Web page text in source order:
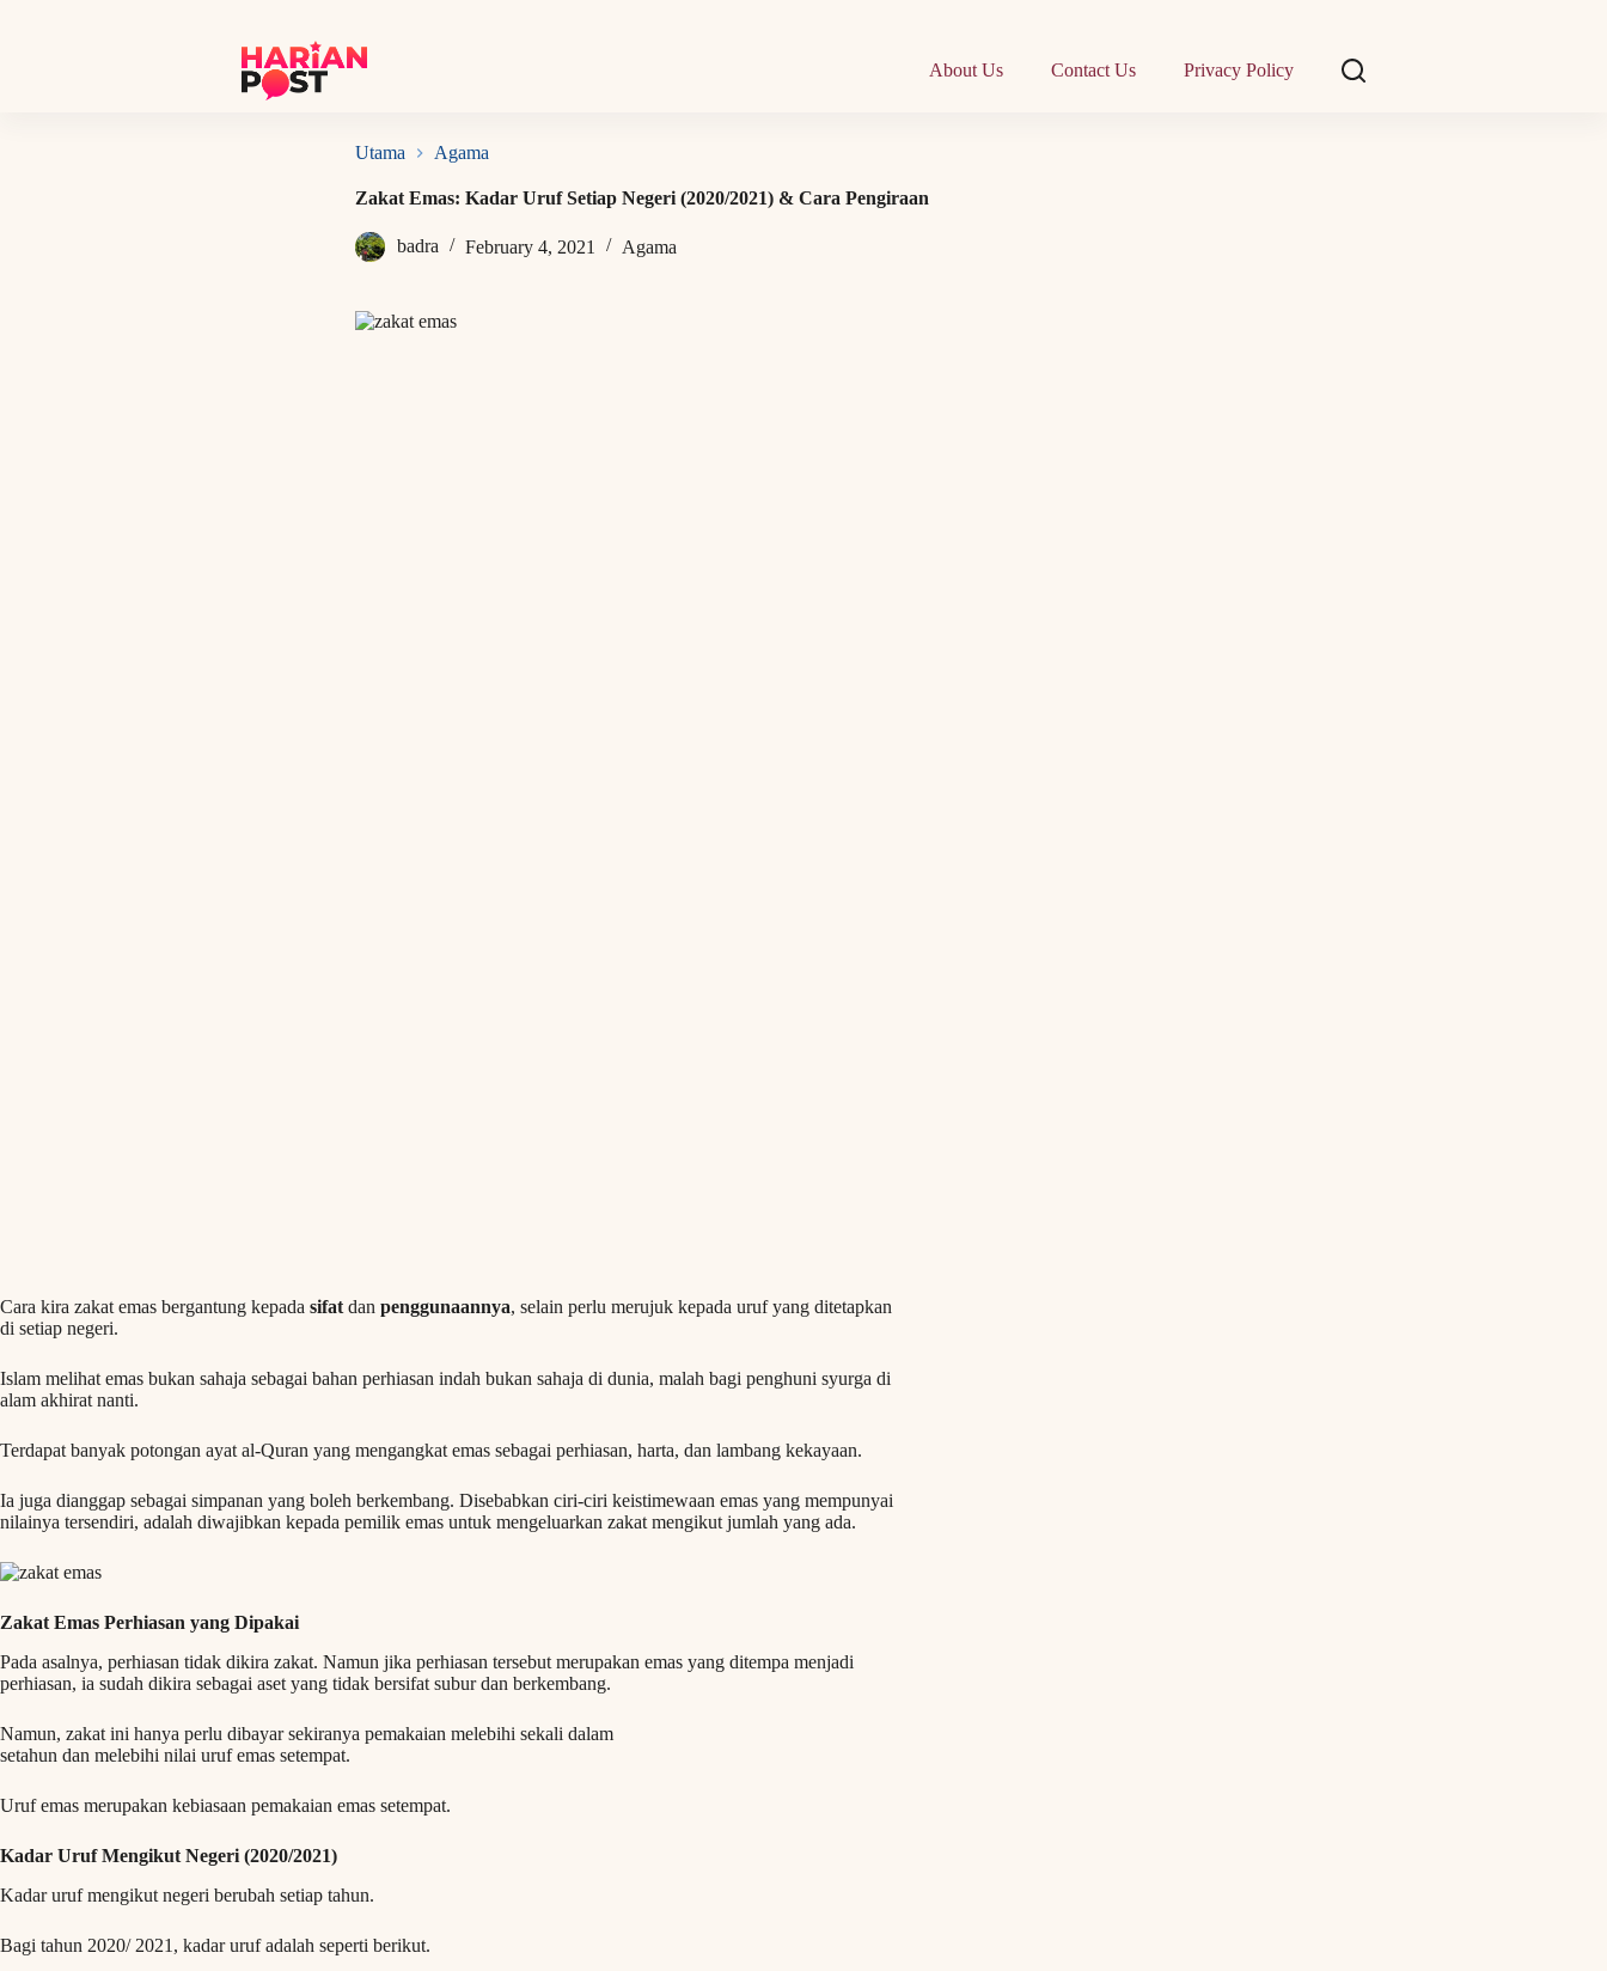
About Us Contact Us Privacy Policy
Utama Agama
Zakat Emas: Kadar Uruf Setiap Negeri (2020/2021) & Cara Pengiraan
badra February 4, 2021 Agama
Cara kira zakat emas bergantung kepada sifat dan penggunaannya, selain perlu merujuk kepada uruf yang ditetapkan
di setiap negeri.
Islam melihat emas bukan sahaja sebagai bahan perhiasan indah bukan sahaja di dunia, malah bagi penghuni syurga di
alam akhirat nanti.
Terdapat banyak potongan ayat al-Quran yang mengangkat emas sebagai perhiasan, harta, dan lambang kekayaan.
Ia juga dianggap sebagai simpanan yang boleh berkembang. Disebabkan ciri-ciri keistimewaan emas yang mempunyai
nilainya tersendiri, adalah diwajibkan kepada pemilik emas untuk mengeluarkan zakat mengikut jumlah yang ada.
Zakat Emas Perhiasan yang Dipakai
Pada asalnya, perhiasan tidak dikira zakat. Namun jika perhiasan tersebut merupakan emas yang ditempa menjadi
perhiasan, ia sudah dikira sebagai aset yang tidak bersifat subur dan berkembang.
Namun, zakat ini hanya perlu dibayar sekiranya pemakaian melebihi sekali dalam
setahun dan melebihi nilai uruf emas setempat.
Uruf emas merupakan kebiasaan pemakaian emas setempat.
Kadar Uruf Mengikut Negeri (2020/2021)
Kadar uruf mengikut negeri berubah setiap tahun.
Bagi tahun 2020/ 2021, kadar uruf adalah seperti berikut.